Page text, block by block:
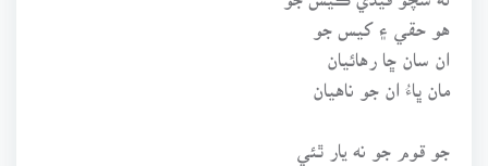
هو حقي ۽ کيس جو
ان سان ڇا رهائيان
مان ڀاءُ ان جو ناهيان
جو قوم جو نه يار ٿئي